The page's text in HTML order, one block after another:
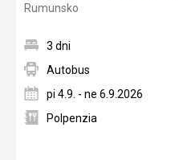
Rumunsko
3 dni
Autobus
pi 4.9. - ne 6.9.2026
Polpenzia